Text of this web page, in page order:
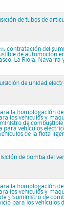
de tubos de
contratación del
de automoción
La Rioja, Navarra
de unidad
la homologación
los vehículos y
de
para vehículos
de la flota
de bomba del
la homologación
los vehículos y
3 Suministro de
para los vehículos